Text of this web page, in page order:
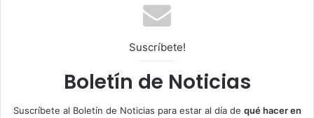
Suscríbete!
Boletín de Noticias
Suscríbete al Boletín de Noticias para estar al día de qué hacer en